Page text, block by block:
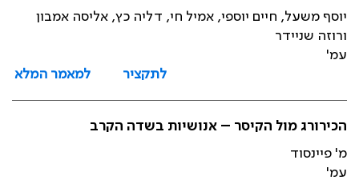
יוסף משעל, חיים יוספי, אמיל חי, דליה כץ, אליסה אמבון
ורוזה שניידר
עמ'
לתקציר
למאמר המלא
הכירורג מול הקיסר – אנושיות בשדה הקרב
מ' פיינסוד
עמ'